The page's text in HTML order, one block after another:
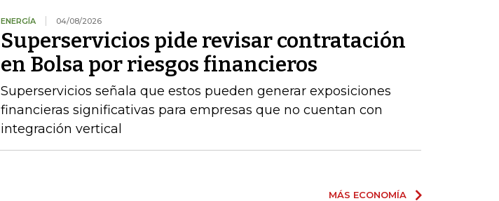
ENERGÍA 04/08/2026
Superservicios pide revisar contratación
en Bolsa por riesgos financieros
Superservicios señala que estos pueden generar exposiciones
financieras significativas para empresas que no cuentan con
integración vertical
MÁS ECONOMÍA